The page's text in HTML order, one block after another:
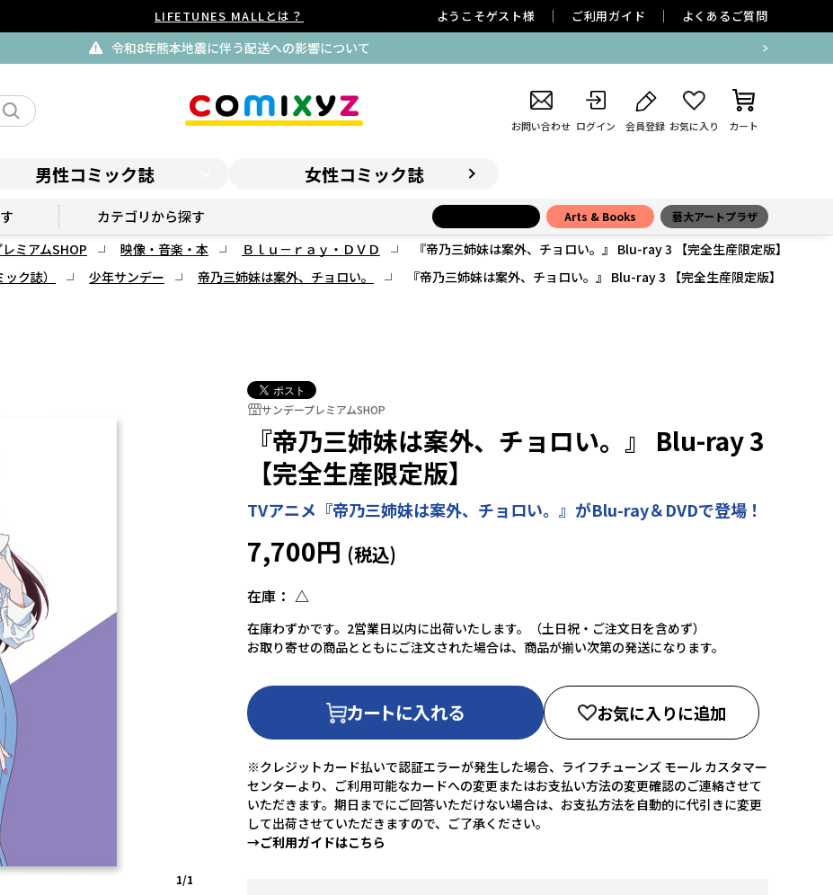
LIFETUNES MALLとは？ ようこそゲスト様 ご利用ガイド よくあるご質問
お問い合わせ ログイン 会員登録 お気に入り カート
男性コミック誌 女性コミック誌
カテゴリから探す Arts & Books 藝大アートプラザ
ミアムSHOP 映像・音楽・本 Ｂｌｕ－ｒａｙ・ＤＶＤ
『帝乃三姉妹は案外、チョロい。』 Blu-ray 3 【完全生産限定版】
ク誌） 少年サンデー 帝乃三姉妹は案外、チョロい。 『帝乃三姉妹は案外、チョロい。』 Blu-ray 3 【完全生産限定版】
サンデープレミアムSHOP
1/1
サンデープレミアムSHOP
『帝乃三姉妹は案外、チョロい。』 Blu-ray 3
【完全生産限定版】
TVアニメ『帝乃三姉妹は案外、チョロい。』がBlu-ray＆DVDで登場！
7,700円
在庫： △
在庫わずかです。2営業日以内に出荷いたします。（土日祝・ご注文日を含めず）
お取り寄せの商品とともにご注文された場合は、商品が揃い次第の発送になります。
カートに入れる お気に入りに追加
※クレジットカード払いで認証エラーが発生した場合、ライフチューンズ モール カスタマー
センターより、ご利用可能なカードへの変更またはお支払い方法の変更確認のご連絡させて
いただきます。期日までにご回答いただけない場合は、お支払方法を自動的に代引きに変更
して出荷させていただきますので、ご了承ください。
→ご利用ガイドはこちら